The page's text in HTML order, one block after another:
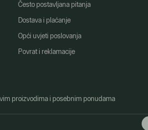
Često postavljana pitanja
Dostava i plaćanje
Opći uvjeti poslovanja
Povrat i reklamacije
proizvodima i posebnim ponudama